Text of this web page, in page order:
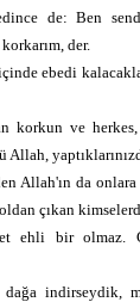
de: Ben
der.
ebedi
korkun ve herkes,
Allah'ın da
çıkan
ehli bir olmaz.
indirseydik,